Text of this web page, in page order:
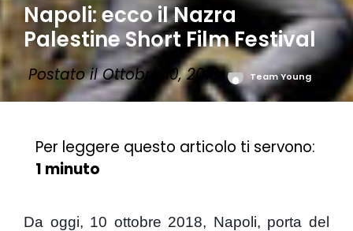
Napoli: ecco il Nazra
Palestine Short Film Festival
Postato il Ottobre 10, 2018 Team Young
Per leggere questo articolo ti servono:
1 minuto
Da oggi, 10 ottobre 2018, Napoli, porta del